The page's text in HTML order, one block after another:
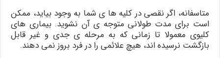
متاسفانه، اگر نقصی در کلیه ها ی شما به وجود بیاید، ممکن
است برای مدت طولانی متوجه ی آن نشوید. بیماری های
کلیوی معمولا تا زمانی که به مرحله ی جدی و غیر قابل
بازگشت نرسیده اند، هیچ علائمی را در فرد بروز نمی دهند.